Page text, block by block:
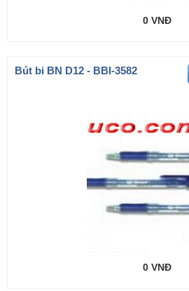
0 VNĐ
Bút bi BN D12 - BBI-3582
0 VNĐ